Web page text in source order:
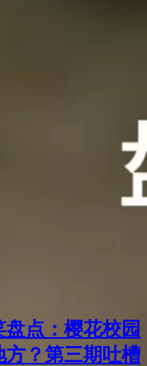
盘点：樱花校园
？第三期吐槽